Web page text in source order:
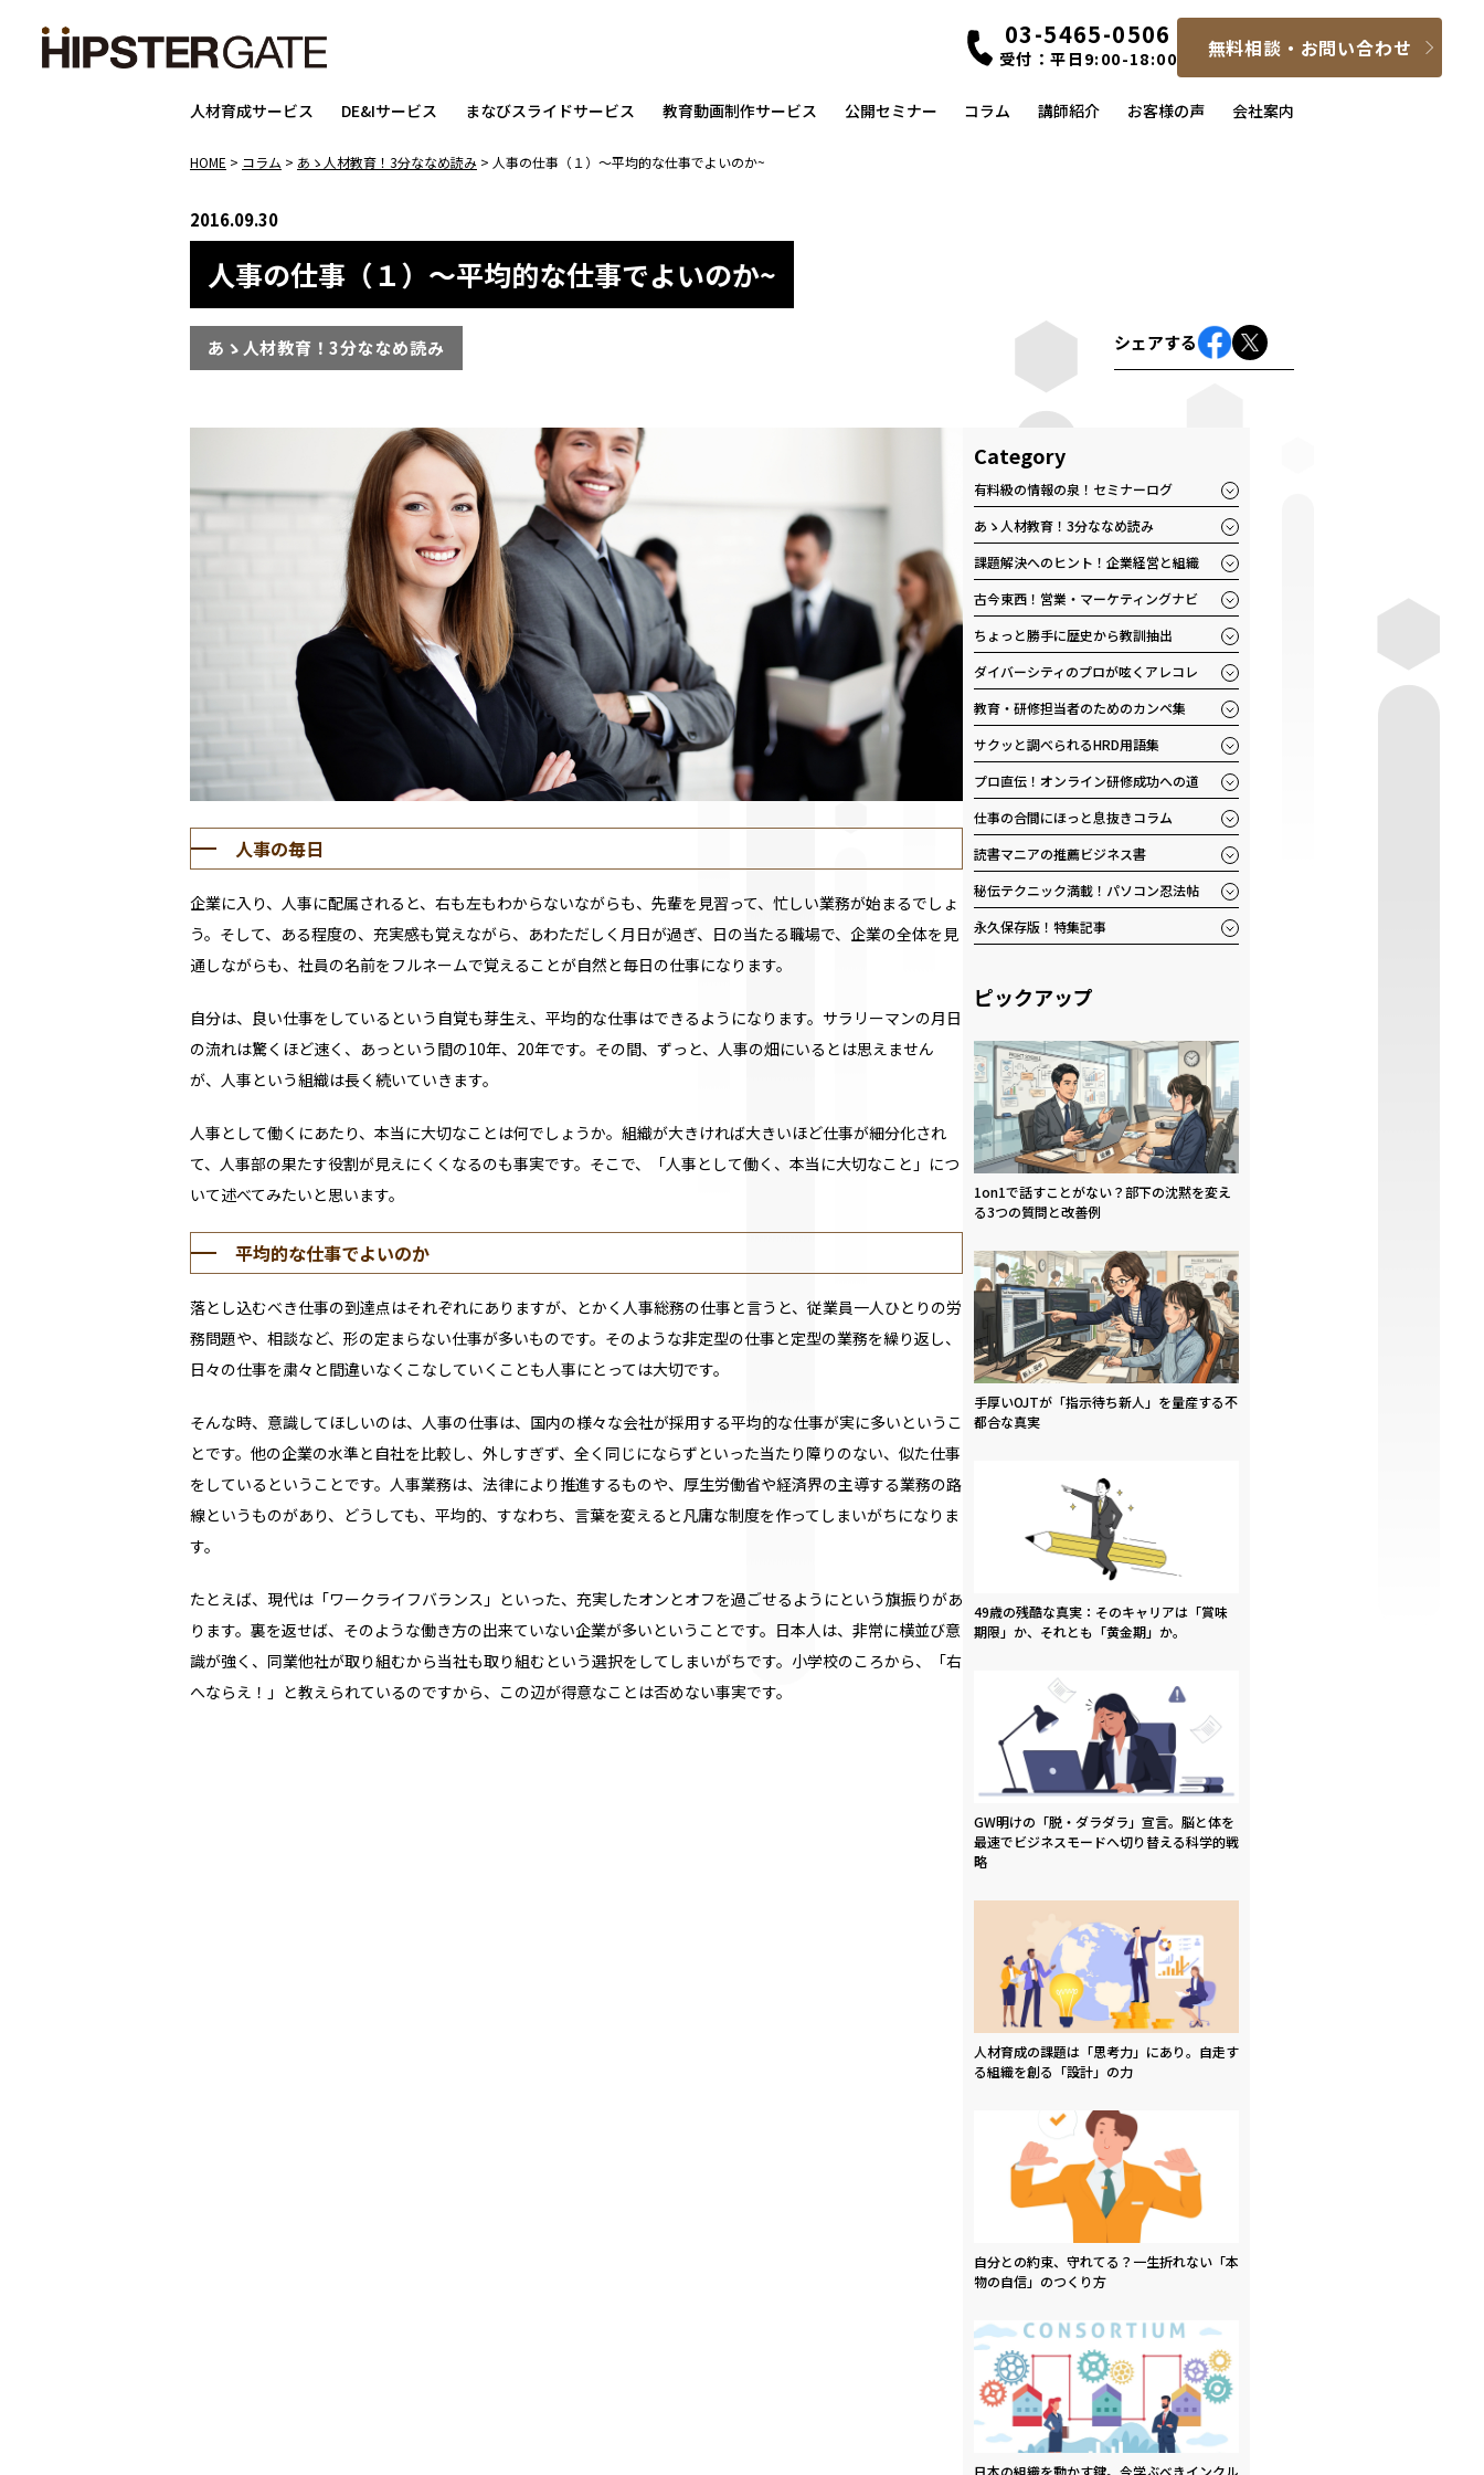
03-5465-0506
受付：平日9:00-18:00 無料相談・お問い合わせ
人材育成サービス DE&Iサービス まなびスライドサービス 教育動画制作サービス 公開セミナー コラム 講師紹介 お客様の声 会社案内
HOME > コラム > あゝ人材教育！3分ななめ読み > 人事の仕事（１）～平均的な仕事でよいのか~
2016.09.30
人事の仕事（１）～平均的な仕事でよいのか~
あゝ人材教育！3分ななめ読み シェアする
人事の毎日
企業に入り、人事に配属されると、右も左もわからないながらも、先輩を見習って、忙しい業務が始まるでしょ
う。そして、ある程度の、充実感も覚えながら、あわただしく月日が過ぎ、日の当たる職場で、企業の全体を見
通しながらも、社員の名前をフルネームで覚えることが自然と毎日の仕事になります。
自分は、良い仕事をしているという自覚も芽生え、平均的な仕事はできるようになります。サラリーマンの月日
の流れは驚くほど速く、あっという間の10年、20年です。その間、ずっと、人事の畑にいるとは思えません
が、人事という組織は長く続いていきます。
人事として働くにあたり、本当に大切なことは何でしょうか。組織が大きければ大きいほど仕事が細分化され
て、人事部の果たす役割が見えにくくなるのも事実です。そこで、「人事として働く、本当に大切なこと」につ
いて述べてみたいと思います。
平均的な仕事でよいのか
落とし込むべき仕事の到達点はそれぞれにありますが、とかく人事総務の仕事と言うと、従業員一人ひとりの労
務問題や、相談など、形の定まらない仕事が多いものです。そのような非定型の仕事と定型の業務を繰り返し、
日々の仕事を粛々と間違いなくこなしていくことも人事にとっては大切です。
そんな時、意識してほしいのは、人事の仕事は、国内の様々な会社が採用する平均的な仕事が実に多いというこ
とです。他の企業の水準と自社を比較し、外しすぎず、全く同じにならずといった当たり障りのない、似た仕事
をしているということです。人事業務は、法律により推進するものや、厚生労働省や経済界の主導する業務の路
線というものがあり、どうしても、平均的、すなわち、言葉を変えると凡庸な制度を作ってしまいがちになりま
す。
たとえば、現代は「ワークライフバランス」といった、充実したオンとオフを過ごせるようにという旗振りがあ
ります。裏を返せば、そのような働き方の出来ていない企業が多いということです。日本人は、非常に横並び意
識が強く、同業他社が取り組むから当社も取り組むという選択をしてしまいがちです。小学校のころから、「右
へならえ！」と教えられているのですから、この辺が得意なことは否めない事実です。
Category
有料級の情報の泉！セミナーログ
あゝ人材教育！3分ななめ読み
課題解決へのヒント！企業経営と組織
古今東西！営業・マーケティングナビ
ちょっと勝手に歴史から教訓抽出
ダイバーシティのプロが呟くアレコレ
教育・研修担当者のためのカンペ集
サクッと調べられるHRD用語集
プロ直伝！オンライン研修成功への道
仕事の合間にほっと息抜きコラム
読書マニアの推薦ビジネス書
秘伝テクニック満載！パソコン忍法帖
永久保存版！特集記事
ピックアップ
1on1で話すことがない？部下の沈黙を変え
る3つの質問と改善例
手厚いOJTが「指示待ち新人」を量産する不
都合な真実
49歳の残酷な真実：そのキャリアは「賞味
期限」か、それとも「黄金期」か。
GW明けの「脱・ダラダラ」宣言。脳と体を
最速でビジネスモードへ切り替える科学的戦
略
人材育成の課題は「思考力」にあり。自走す
る組織を創る「設計」の力
自分との約束、守れてる？一生折れない「本
物の自信」のつくり方
日本の組織を動かす鍵。今学ぶべきインクル